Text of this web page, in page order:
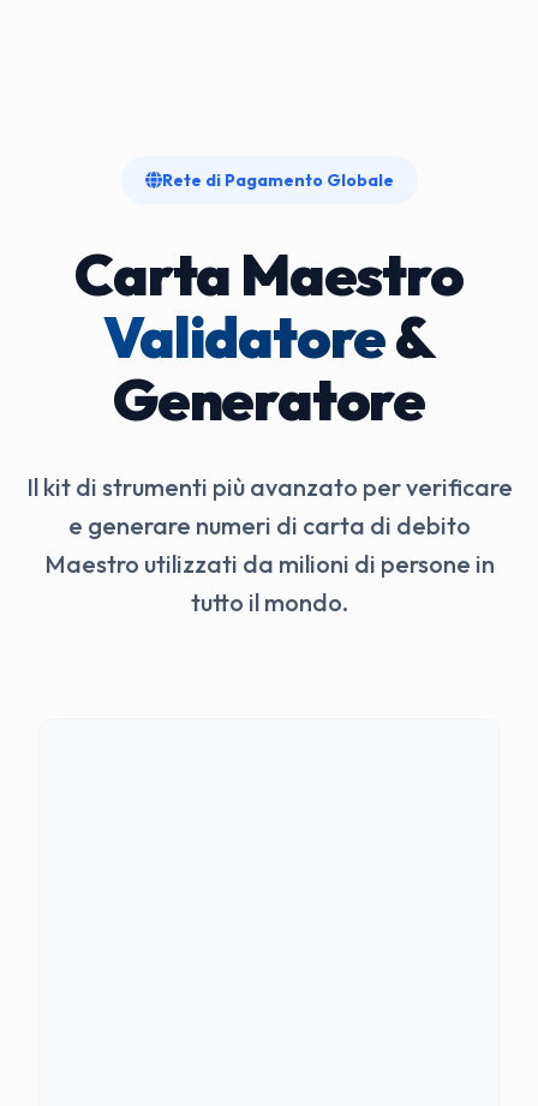
Rete di Pagamento Globale
Carta Maestro
Validatore&
Generatore
Il kit di strumenti più avanzato per verificare
e generare numeri di carta di debito
Maestro utilizzati da milioni di persone in
tutto il mondo.